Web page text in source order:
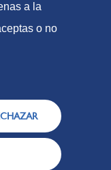
a la
o no